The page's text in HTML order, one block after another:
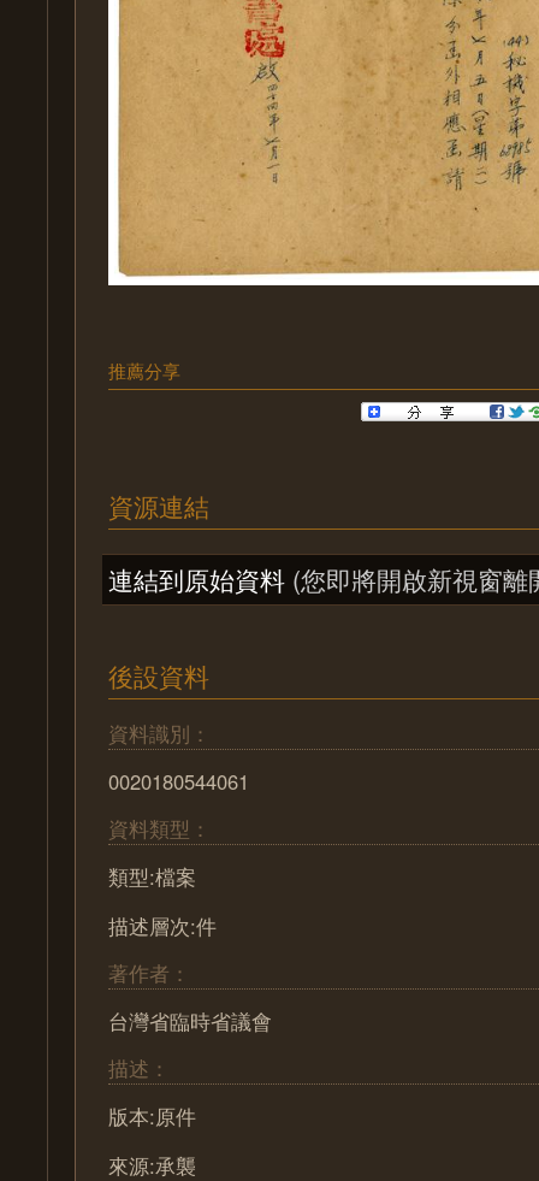
推薦分享
資源連結
連結到原始資料 (您即將開啟新視窗離
後設資料
資料識別：
0020180544061
資料類型：
類型:檔案
描述層次:件
著作者：
台灣省臨時省議會
描述：
版本:原件
來源:承襲